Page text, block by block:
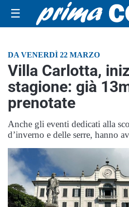
☰
DA VENERDÌ 22 MARZO
Villa Carlotta,
stagione: già
prenotate
Anche gli eventi dedicati alla
d’inverno e delle serre, hanno